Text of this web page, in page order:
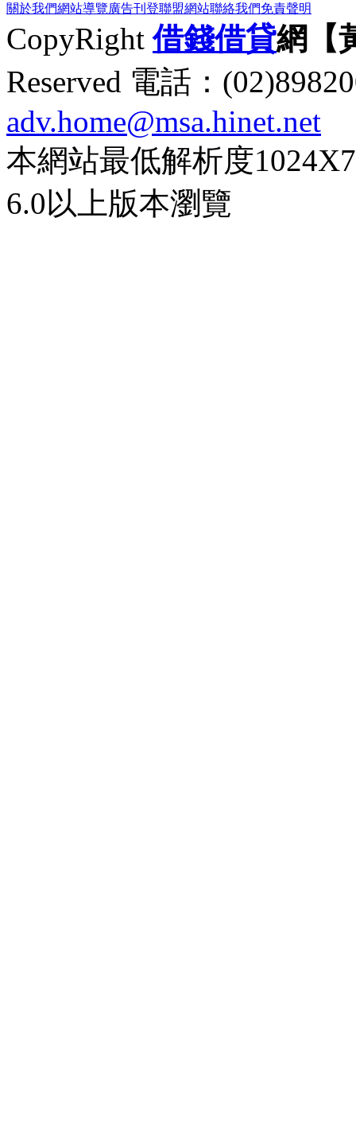
關於我們網站導覽廣告刊登聯盟網站聯絡我們免責聲明
CopyRight借錢借貸網【
Reserved 電話：
adv.home@msa.hinet.net
本網站最低解析度
6.0以上版本瀏覽